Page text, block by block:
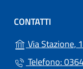
CONTATTI
Via Stazione,
Telefono: